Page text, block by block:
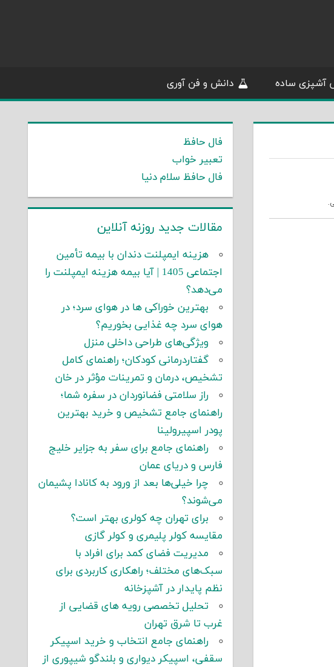
آشپزی ساده دانش و فن آوری
.
فال حافظ
تعبیر خواب
فال حافظ سلام دنیا
مقالات جدید روزنه آنلاین
هزینه ایمپلنت دندان با بیمه تأمین
اجتماعی 1405 | آیا بیمه هزینه ایمپلنت را
می‌دهد؟
بهترین خوراکی ها در هوای سرد؛ در
هوای سرد چه غذایی بخوریم؟
ویژگی‌های طراحی داخلی منزل
گفتاردرمانی کودکان؛ راهنمای کامل
تشخیص، درمان و تمرینات مؤثر در خان
راز سلامتی فضانوردان در سفره شما؛
راهنمای جامع تشخیص و خرید بهترین
پودر اسپیرولینا
راهنمای جامع برای سفر به جزایر خلیج
فارس و دریای عمان
چرا خیلی‌ها بعد از ورود به کانادا پشیمان
می‌شوند؟
برای تهران چه کولری بهتر است؟
مقایسه کولر پلیمری و کولر گازی
مدیریت فضای کمد برای افراد با
سبک‌های مختلف؛ راهکاری کاربردی برای
نظم پایدار در آشپزخانه
تحلیل تخصصی رویه های قضایی از
غرب تا شرق تهران
راهنمای جامع انتخاب و خرید اسپیکر
سقفی، اسپیکر دیواری و بلندگو شیپوری از